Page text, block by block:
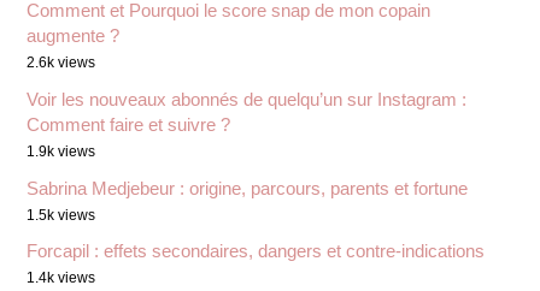
Comment et Pourquoi le score snap de mon copain
augmente ?
2.6k views
Voir les nouveaux abonnés de quelqu’un sur Instagram :
Comment faire et suivre ?
1.9k views
Sabrina Medjebeur : origine, parcours, parents et fortune
1.5k views
Forcapil : effets secondaires, dangers et contre-indications
1.4k views